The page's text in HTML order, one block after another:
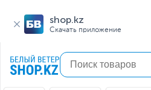
shop.kz
Скачать приложение